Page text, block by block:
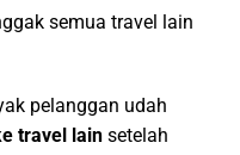
semua travel lain
pelanggan udah
travel lain setelah